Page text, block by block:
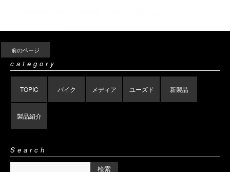
前のページ
category
TOPIC バイク メディア ユーズド 新製品
製品紹介
Search